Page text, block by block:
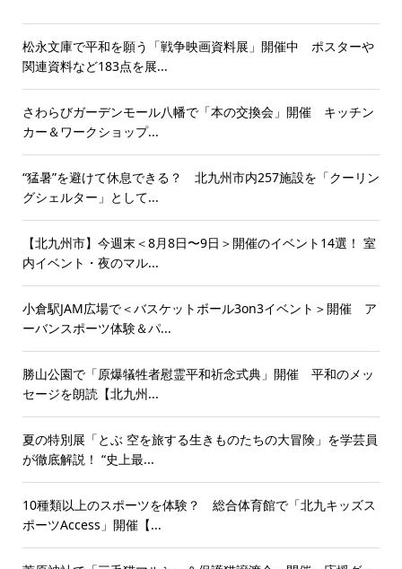
松永文庫で平和を願う「戦争映画資料展」開催中 ポスターや
関連資料など183点を展...
さわらびガーデンモール八幡で「本の交換会」開催 キッチン
カー＆ワークショップ...
“猛暑”を避けて休息できる？ 北九州市内257施設を「クーリン
グシェルター」として...
【北九州市】今週末＜8月8日〜9日＞開催のイベント14選！ 室
内イベント・夜のマル...
小倉駅JAM広場で＜バスケットボール3on3イベント＞開催 ア
ーバンスポーツ体験＆パ...
勝山公園で「原爆犠牲者慰霊平和祈念式典」開催 平和のメッ
セージを朗読【北九州...
夏の特別展「とぶ 空を旅する生きものたちの大冒険」を学芸員
が徹底解説！ “史上最...
10種類以上のスポーツを体験？ 総合体育館で「北九キッズス
ポーツAccess」開催【...